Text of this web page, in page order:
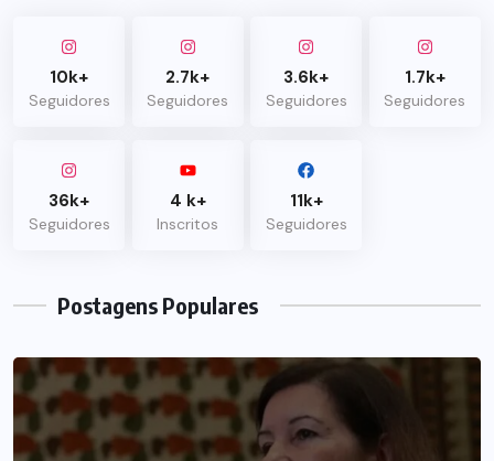
10k+
Seguidores
2.7k+
Seguidores
3.6k+
Seguidores
1.7k+
Seguidores
36k+
Seguidores
4 k+
Inscritos
11k+
Seguidores
Postagens Populares